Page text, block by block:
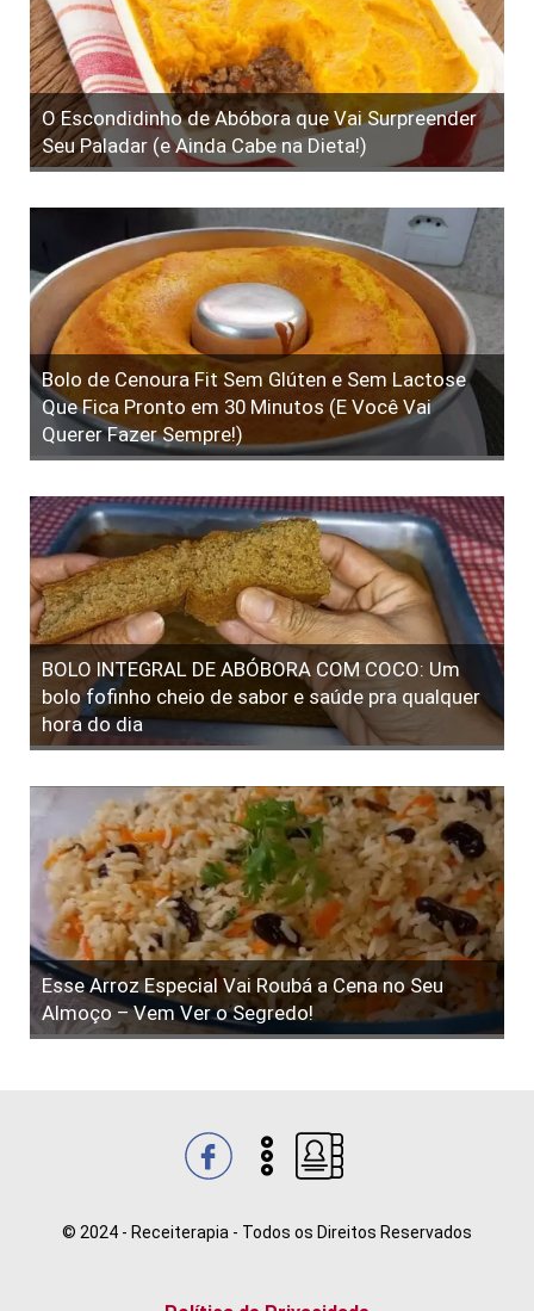
O Escondidinho de Abóbora que Vai Surpreender
Seu Paladar (e Ainda Cabe na Dieta!)
Bolo de Cenoura Fit Sem Glúten e Sem Lactose
Que Fica Pronto em 30 Minutos (E Você Vai
Querer Fazer Sempre!)
BOLO INTEGRAL DE ABÓBORA COM COCO: Um
bolo fofinho cheio de sabor e saúde pra qualquer
hora do dia
Esse Arroz Especial Vai Roubá a Cena no Seu
Almoço – Vem Ver o Segredo!
© 2024 - Receiterapia - Todos os Direitos Reservados